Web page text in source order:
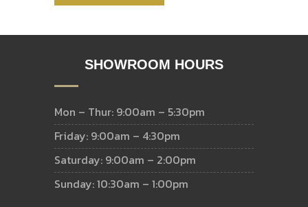
SHOWROOM HOURS
Mon – Thur: 9:00am – 5:30pm
Friday: 9:00am – 4:30pm
Saturday: 9:00am – 2:00pm
Sunday: 10:30am – 1:00pm